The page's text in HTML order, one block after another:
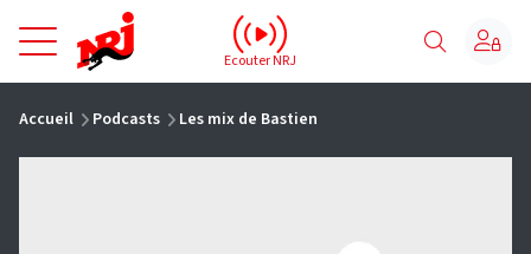
NRJ - Accueil
Ecouter NRJ
Accueil Podcasts Les mix de Bastien